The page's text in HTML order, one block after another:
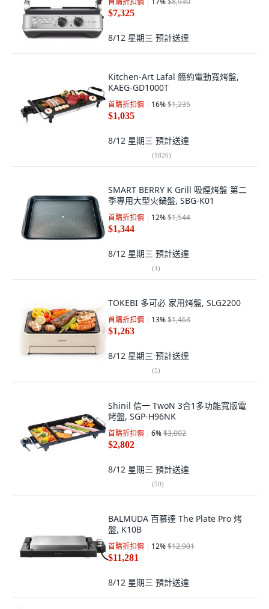
$7,325
8/12 星期三 預計送達
Kitchen-Art Lafal 簡約電動寬烤盤,
KAEG-GD1000T
首購折扣價 16%$1,235
$1,035
8/12 星期三 預計送達
(1826)
SMART BERRY K Grill 吸煙烤盤 第二
季專用大型火鍋盤, SBG-K01
首購折扣價 12%$1,544
$1,344
8/12 星期三 預計送達
(4)
TOKEBI 多可必 家用烤盤, SLG2200
首購折扣價 13%$1,463
$1,263
8/12 星期三 預計送達
(5)
Shinil 信一 TwoN 3合1多功能寬版電
烤盤, SGP-H96NK
首購折扣價 6%$3,002
$2,802
8/12 星期三 預計送達
(50)
BALMUDA 百慕達 The Plate Pro 烤
盤, K10B
首購折扣價 12%$12,901
$11,281
8/12 星期三 預計送達